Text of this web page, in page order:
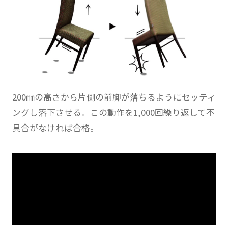
200㎜の高さから片側の前脚が落ちるようにセッティ
ングし落下させる。この動作を1,000回繰り返して不
具合がなければ合格。